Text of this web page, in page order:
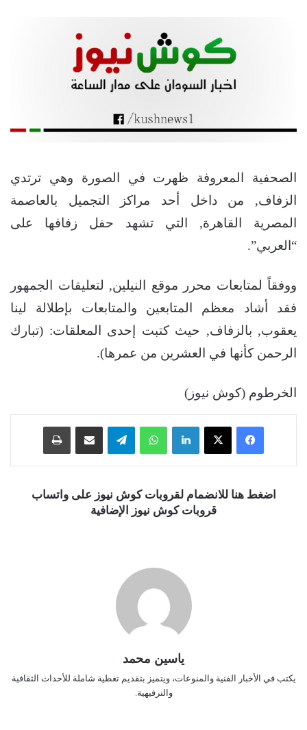
الصحفية المعروفة ظهرت في الصورة وهي ترتدي
الزفاف, من داخل أحد مراكز التجميل بالعاصمة
المصرية القاهرة, التي تشهد حفل زفافها على
“العربي”.
ووفقاً لمتابعات محرر موقع النيلين, لتعليقات الجمهور
فقد أشاد معظم المتابعين والمتابعات بإطلالة لينا
يعقوب, بالزفاف, حيث كتبت إحدى المعلقات: (تبارك
الرحمن كأنها في العشرين من عمرها).
الخرطوم (كوش نيوز)
فيسبوك ‫X لينكدإن واتساب تيلقرام
اضغط هنا للانضمام لقروبات كوش نيوز على واتساب
قروبات كوش نيوز الإضافية
ياسين محمد
يكتب في الأخبار الفنية والمنوعات، ويتميز بتقديم تغطية شاملة للأحداث الثقافية
والترفيهية.